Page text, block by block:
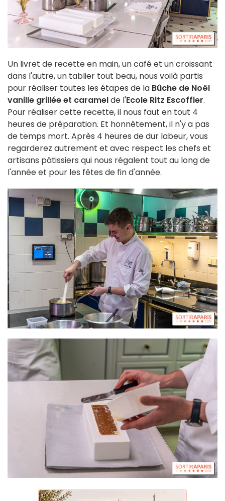
Un livret de recette en main, un café et un croissant
dans l'autre, un tablier tout beau, nous voilà partis
pour réaliser toutes les étapes de la Bûche de Noël
vanille grillée et caramelde l'Ecole Ritz Escoffier.
Pour réaliser cette recette, il nous faut en tout 4
heures de préparation. Et honnêtement, il n'y a pas
de temps mort. Après 4 heures de dur labeur, vous
regarderez autrement et avec respect les chefs et
artisans pâtissiers qui nous régalent tout au long de
l'année et pour les fêtes de fin d'année.